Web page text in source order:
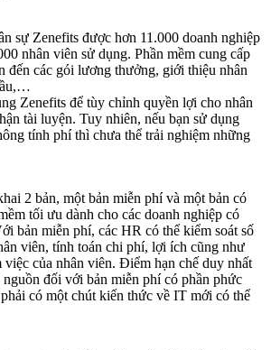
sự Zenefits được hơn 11.000 doanh nghiệp
nhân viên sử dụng. Phần mềm cung cấp
đến các gói lương thưởng, giới thiệu nhân
Zenefits để tùy chỉnh quyền lợi cho nhân
tài luyện. Tuy nhiên, nếu bạn sử dụng
tính phí thì chưa thể trải nghiệm những
2 bản, một bản miễn phí và một bản có
tối ưu dành cho các doanh nghiệp có
bản miễn phí, các HR có thể kiểm soát số
viên, tính toán chi phí, lợi ích cũng như
của nhân viên. Điểm hạn chế duy nhất
đối với bản miễn phí có phần phức
có một chút kiến thức về IT mới có thể